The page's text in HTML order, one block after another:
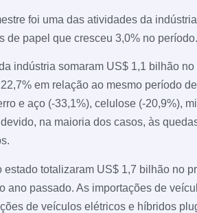
foi uma das atividades da
de papel que cresceu 3,0% no período.
indústria somaram US$ 1,1 bilhão
em relação ao mesmo período
e aço (-33,1%), celulose (-20,9%),
na maioria dos casos, às
totalizaram US$ 1,7 bilhão no
ano passado. As importações de
de veículos elétricos e híbridos